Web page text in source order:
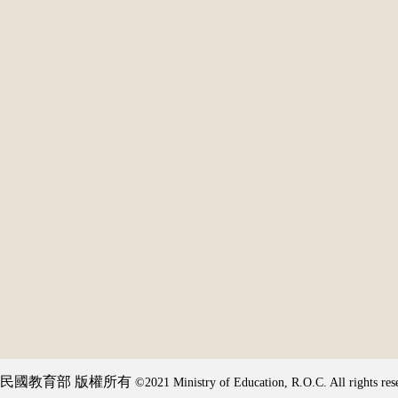
國教育部 版權所有 ©2021 Ministry of Education, R.O.C. All rights